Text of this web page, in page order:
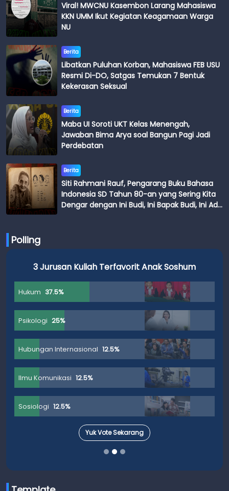
Viral! MWCNU Kasembon Larang Mahasiswa
KKN UMM Ikut Kegiatan Keagamaan Warga
NU
Berita
Libatkan Puluhan Korban, Mahasiswa FEB USU
Resmi Di-DO, Satgas Temukan 7 Bentuk
Kekerasan Seksual
Berita
Maba UI Soroti UKT Kelas Menengah,
Jawaban Bima Arya soal Bangun Pagi Jadi
Perdebatan
Berita
Siti Rahmani Rauf, Pengarang Buku Bahasa
Indonesia SD Tahun 80-an yang Sering Kita
Dengar dengan Ini Budi, Ini Bapak Budi, Ini Adik
Polling
3 Jurusan Kuliah Terfavorit Anak Soshum
Hukum 37.5%
Psikologi 25%
Hubungan Internasional 12.5%
Ilmu Komunikasi 12.5%
Sosiologi 12.5%
Yuk Vote Sekarang